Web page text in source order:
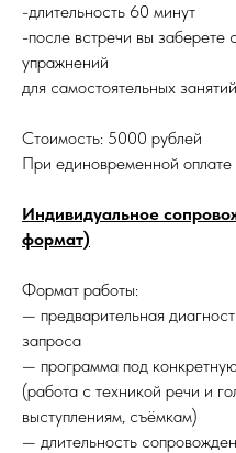
-длительность 60 минут
-после встречи вы заберете
упражнений
для самостоятельных занятий
Стоимость: 5000 рублей
При единовременной
Индивидуальное
формат)
Формат работы:
— предварительная
запроса
— программа под
(работа с техникой речи и
выступлениям, съёмкам)
— длительность